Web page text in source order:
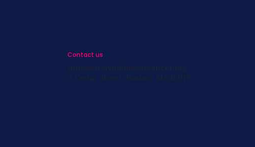
Contact us
info@survivingbreastcancer.org
5 Cedar Street, Boston, MA 02119